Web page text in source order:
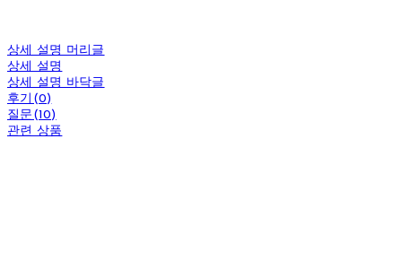
상세 설명 머리글
상세 설명
상세 설명 바닥글
후기(0)
질문(10)
관련 상품